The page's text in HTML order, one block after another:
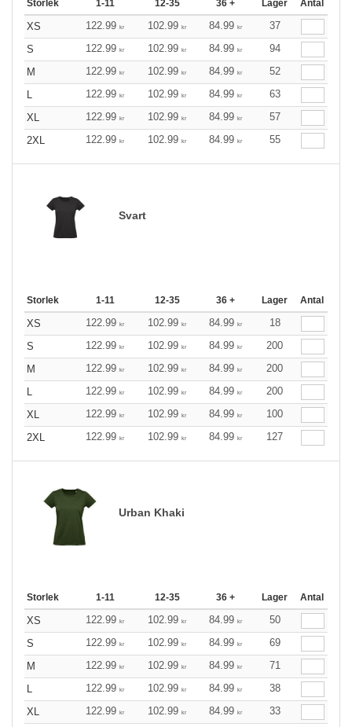
Storlek 1-11 12-35 36 + Lager Antal
XS 122.99 kr 102.99 kr 84.99 kr
37
S
122.99 kr 102.99 kr 84.99 kr
94
M
122.99 kr 102.99 kr 84.99 kr
52
L
122.99 kr 102.99 kr 84.99 kr
63
XL
122.99 kr 102.99 kr 84.99 kr
57
2XL
122.99 kr 102.99 kr 84.99 kr 55
Svart
Storlek 1-11 12-35 36 + Lager Antal
XS 122.99 kr 102.99 kr 84.99 kr
18
S
122.99 kr 102.99 kr 84.99 kr
200
M
122.99 kr 102.99 kr 84.99 kr
200
L
122.99 kr 102.99 kr 84.99 kr
200
XL
122.99 kr 102.99 kr 84.99 kr
100
2XL
122.99 kr 102.99 kr 84.99 kr 127
Urban Khaki
Storlek 1-11 12-35 36 + Lager Antal
XS 122.99 kr 102.99 kr 84.99 kr
50
S
122.99 kr 102.99 kr 84.99 kr
69
M
122.99 kr 102.99 kr 84.99 kr
71
L
122.99 kr 102.99 kr 84.99 kr
38
XL
122.99 kr 102.99 kr 84.99 kr
33